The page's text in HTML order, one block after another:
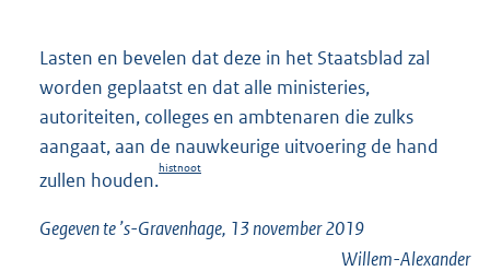
Lasten en bevelen dat deze in het Staatsblad zal
worden geplaatst en dat alle ministeries,
autoriteiten, colleges en ambtenaren die zulks
aangaat, aan de nauwkeurige uitvoering de hand
zullen houden.
histnoot
Gegeven te ’s-Gravenhage, 13 november 2019
Willem-Alexander